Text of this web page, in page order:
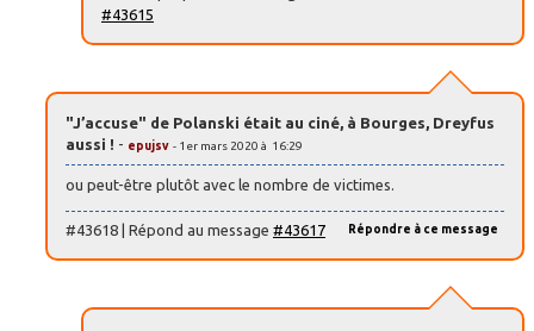
#43615
"J’accuse" de Polanski était au ciné, à Bourges, Dreyfus
aussi ! - epujsv - 1er mars 2020 à 16:29
ou peut-être plutôt avec le nombre de victimes.
Répondre à ce message
#43618 | Répond au message #43617